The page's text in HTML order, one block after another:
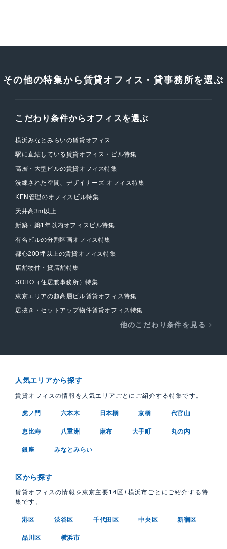
その他の特集から賃貸オフィス・貸事務所を選ぶ
こだわり条件からオフィスを選ぶ
横浜みなとみらいの賃貸オフィス
駅に直結している賃貸オフィス・ビル特集
高層・大型ビルの賃貸オフィス特集
洗練された空間、デザイナーズ オフィス特集
KEN管理のオフィスビル特集
天井高3m以上
新築・築1年以内オフィスビル特集
有名ビルの分割区画オフィス特集
都心200坪以上の賃貸オフィス特集
店舗物件・貸店舗特集
SOHO（住居兼事務所）特集
東京エリアの超高層ビル賃貸オフィス特集
居抜き・セットアップ物件賃貸オフィス特集
他のこだわり条件を見る
人気エリアから探す
賃貸オフィスの情報を人気エリアごとにご紹介する特集です。
虎ノ門 六本木 日本橋 京橋 代官山
恵比寿 八重洲 麻布 大手町 丸の内
銀座 みなとみらい
区から探す
賃貸オフィスの情報を東京主要14区+横浜市ごとにご紹介する特
集です。
港区 渋谷区 千代田区 中央区 新宿区
品川区 横浜市